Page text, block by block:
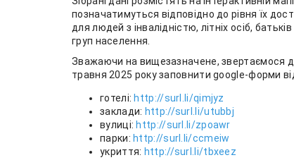
позначатимуться відповідно до рівня їх
для людей з інвалідністю, літніх осіб,
груп населення.
Зважаючи на вищезазначене, звертаємося
травня 2025 року заповнити google-форми
готелі: http://surl.li/qimjyz
заклади: http://surl.li/utubbj
вулиці: http://surl.li/zpoawr
парки: http://surl.li/ccmeiw
укриття: http://surl.li/tbxeez